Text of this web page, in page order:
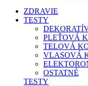
ZDRAVIE
TESTY
PLEŤOVÁ
TELOVÁ
VLASOVÁ
OSTATNÉ
TESTY